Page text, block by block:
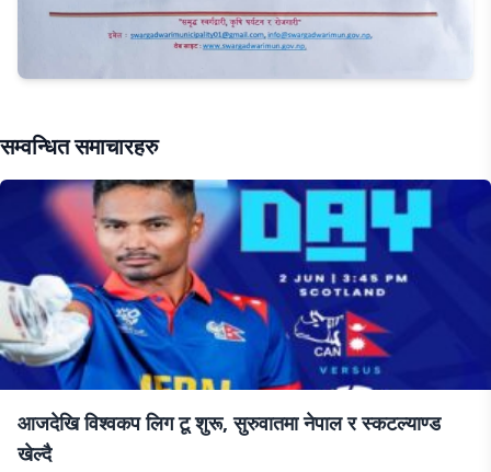
सम्वन्धित समाचारहरु
आजदेखि विश्वकप लिग टू शुरू, सुरुवातमा नेपाल र स्कटल्याण्ड
खेल्दै